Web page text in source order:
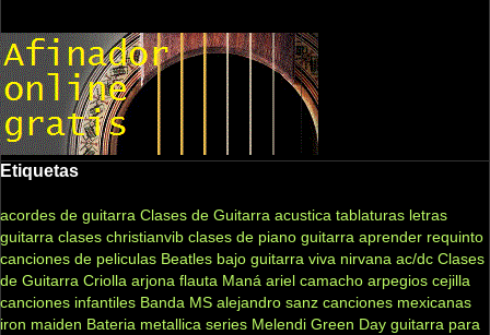
Etiquetas
acordes de guitarra Clases de Guitarra acustica tablaturas letras
guitarra clases christianvib clases de piano guitarra aprender requinto
canciones de peliculas Beatles bajo guitarra viva nirvana ac/dc Clases
de Guitarra Criolla arjona flauta Maná ariel camacho arpegios cejilla
canciones infantiles Banda MS alejandro sanz canciones mexicanas
iron maiden Bateria metallica series Melendi Green Day guitarra para